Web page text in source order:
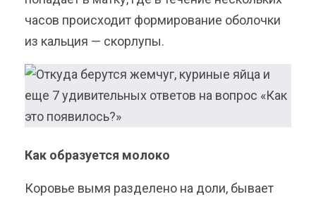
часов происходит формирование оболочки
из кальция — скорлупы.
Как образуется молоко
Коровье вымя разделено на доли, бывает